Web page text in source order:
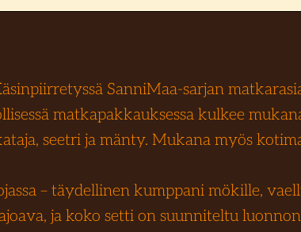
SanniMaa-sarjan
matkapakkauksessa kulkee
seetri ja mänty. Mukana myös
– täydellinen kumppani mökille,
ja koko setti on suunniteltu